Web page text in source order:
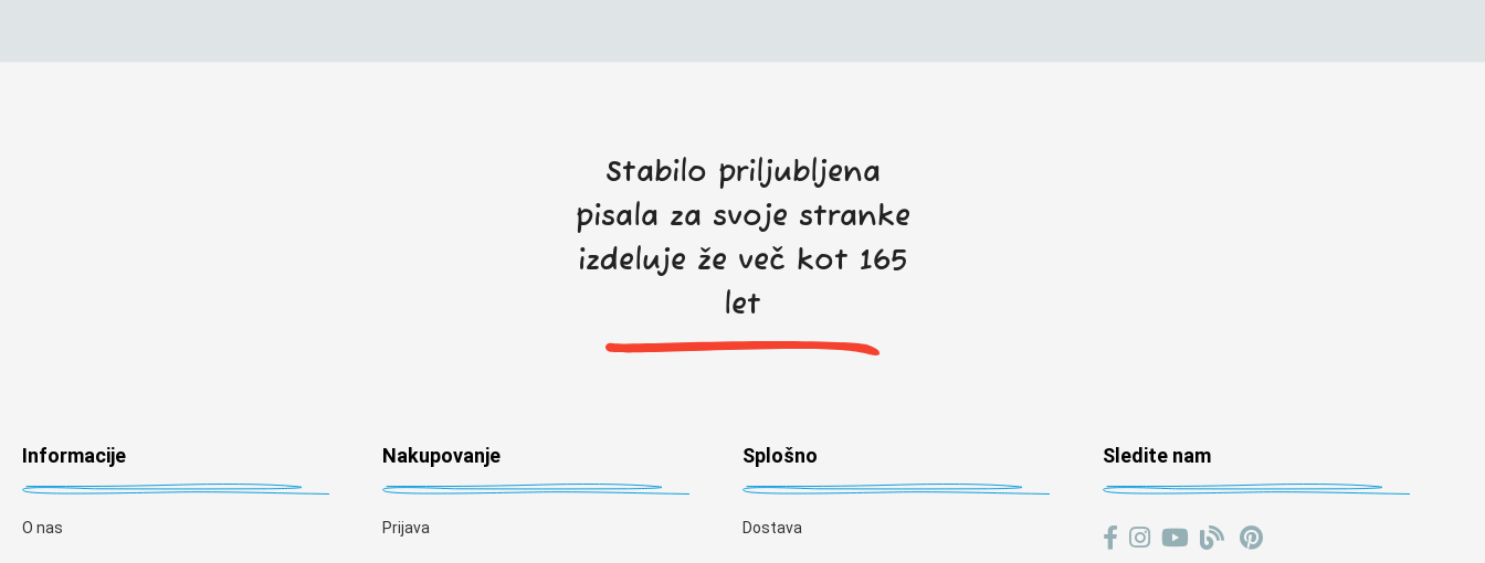
Stabilo priljubljena
pisala za svoje stranke
izdeluje že več kot 165
let
Informacije
O nas
Nakupovanje
Prijava
Splošno
Dostava
Sledite nam